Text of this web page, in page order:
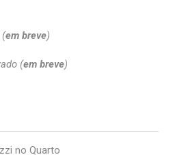
(em breve)
(em breve)
no Quarto